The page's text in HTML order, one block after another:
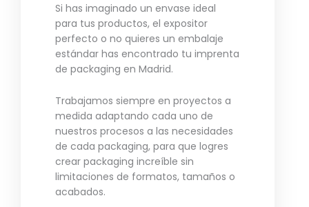
Si has imaginado un envase ideal
para tus productos, el expositor
perfecto o no quieres un embalaje
estándar has encontrado tu imprenta
de packaging en Madrid.
Trabajamos siempre en proyectos a
medida adaptando cada uno de
nuestros procesos a las necesidades
de cada packaging, para que logres
crear packaging increíble sin
limitaciones de formatos, tamaños o
acabados.